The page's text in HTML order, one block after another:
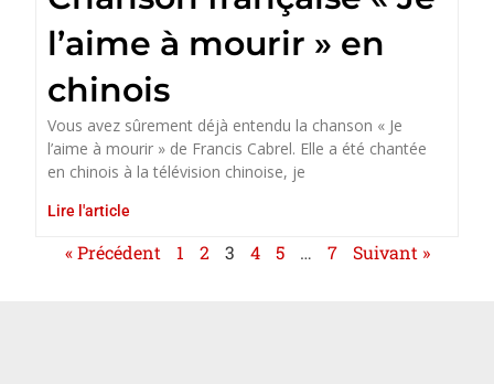
l’aime à mourir » en
chinois
Vous avez sûrement déjà entendu la chanson « Je
l’aime à mourir » de Francis Cabrel. Elle a été chantée
en chinois à la télévision chinoise, je
Lire l'article
« Précédent 1 2 3 4 5 … 7 Suivant »